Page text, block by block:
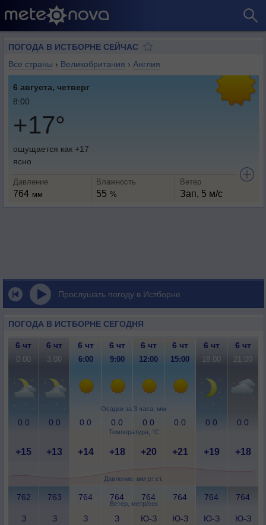
ПОГОДА В ИСТБОРНЕ СЕЙЧАС
Все страны › Великобритания › Англия
6 августа, четверг
8:00
+17°
ощущается как +17
ясно
Давление
764 мм
Влажность
55 %
Ветер
Зап, 5 м/с
Прослушать погоду в Истборне
ПОГОДА В ИСТБОРНЕ СЕГОДНЯ
Осадки за 3 часа, мм
Температура, °C
Давление, мм рт.ст.
Ветер, метр/сек
6 чт 6 чт 6 чт 6 чт 6 чт 6 чт 6 чт 6 чт
0:00 3:00 6:00 9:00 12:00 15:00 18:00 21:00
0.0 0.0 0.0 0.0 0.0 0.0 0.0 0.0
+15 +13 +14 +18 +20 +21 +19 +18
762 763 764 764 764 764 764 764
З
З
З
З
Ю-З
Ю-З
Ю-З
Ю-З